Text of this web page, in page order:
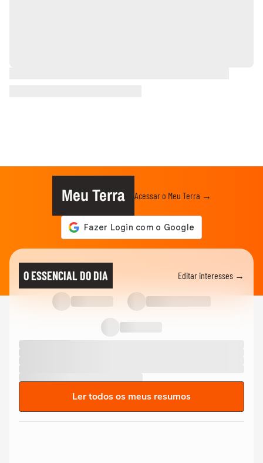
Meu Terra Acessar o Meu Terra →
O ESSENCIAL DO DIA Editar interesses →
Ler todos os meus resumos